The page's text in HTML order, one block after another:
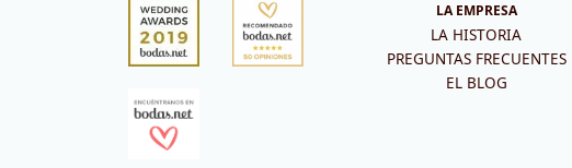
LA EMPRESA
LA HISTORIA
PREGUNTAS FRECUENTES
EL BLOG